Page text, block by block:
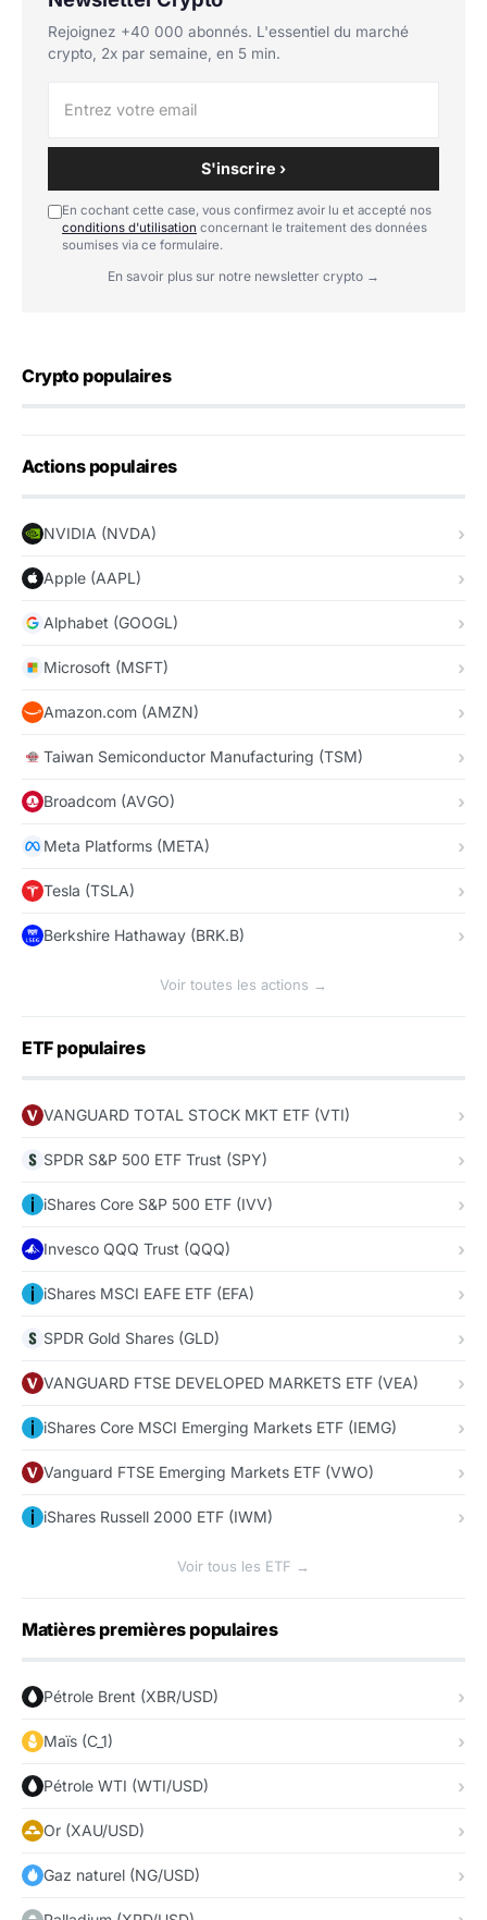
Rejoignez +40 000 abonnés. L'essentiel du marché
crypto, 2x par semaine, en 5 min.
S'inscrire ›
En cochant cette case, vous confirmez avoir lu et accepté nos
conditions d'utilisation concernant le traitement des données
soumises via ce formulaire.
En savoir plus sur notre newsletter crypto →
Crypto populaires
Actions populaires
NVIDIA (NVDA)
Apple (AAPL)
Alphabet (GOOGL)
Microsoft (MSFT)
Amazon.com (AMZN)
Taiwan Semiconductor Manufacturing (TSM)
Broadcom (AVGO)
Meta Platforms (META)
Tesla (TSLA)
Berkshire Hathaway (BRK.B)
Voir toutes les actions →
ETF populaires
VANGUARD TOTAL STOCK MKT ETF (VTI)
SPDR S&P 500 ETF Trust (SPY)
iShares Core S&P 500 ETF (IVV)
Invesco QQQ Trust (QQQ)
iShares MSCI EAFE ETF (EFA)
SPDR Gold Shares (GLD)
VANGUARD FTSE DEVELOPED MARKETS ETF (VEA)
iShares Core MSCI Emerging Markets ETF (IEMG)
Vanguard FTSE Emerging Markets ETF (VWO)
iShares Russell 2000 ETF (IWM)
Voir tous les ETF →
Matières premières populaires
Pétrole Brent (XBR/USD)
Maïs (C_1)
Pétrole WTI (WTI/USD)
Or (XAU/USD)
Gaz naturel (NG/USD)